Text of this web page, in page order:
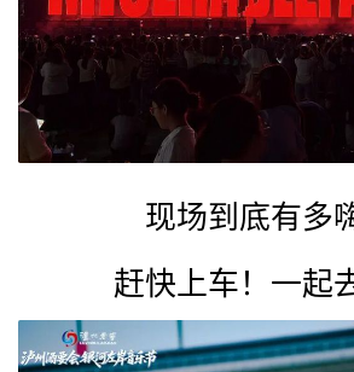
现场到底有多
赶快上车！一起